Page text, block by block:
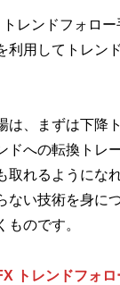
レンドフォロー
利用してトレン
は、まずは下降
ドへの転換トレ
取れるようにな
ない技術を身に
ものです。
トレンドフォ